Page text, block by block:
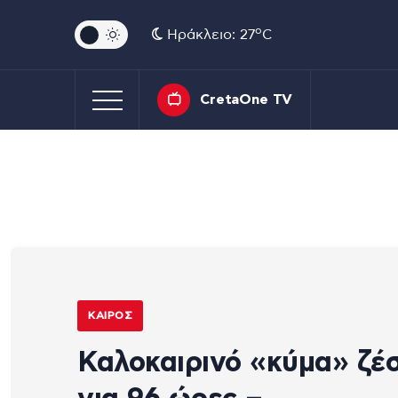
Ηράκλειο: 27oC
CretaOne TV
ΚΑΙΡΌΣ
Καλοκαιρινό «κύμα»